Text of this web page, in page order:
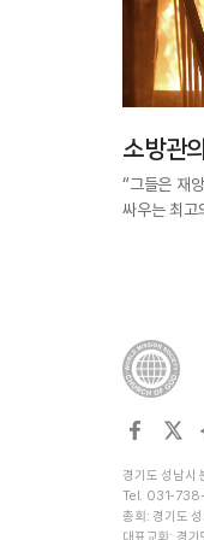
소방관
“그들은 재
싸우는 최고
경기도 성남시
Tel. 031-
총회: 경기도
대표교회: 경